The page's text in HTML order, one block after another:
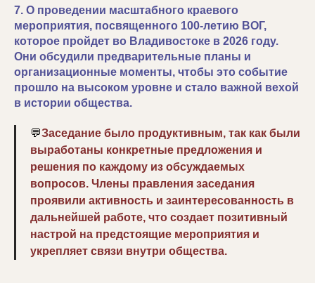
7. О проведении масштабного краевого
мероприятия, посвященного 100-летию ВОГ,
которое пройдет во Владивостоке в 2026 году.
Они обсудили предварительные планы и
организационные моменты, чтобы это событие
прошло на высоком уровне и стало важной вехой
в истории общества.
💬Заседание было продуктивным, так как были
выработаны конкретные предложения и
решения по каждому из обсуждаемых
вопросов. Члены правления заседания
проявили активность и заинтересованность в
дальнейшей работе, что создает позитивный
настрой на предстоящие мероприятия и
укрепляет связи внутри общества.